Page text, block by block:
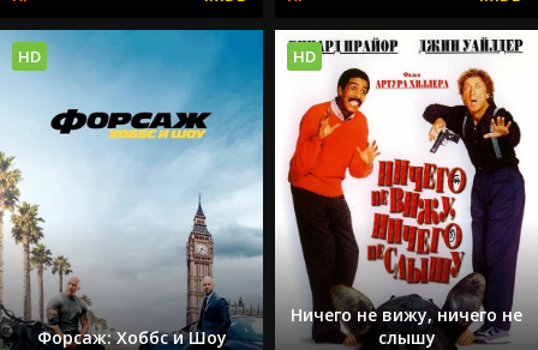
Форсаж: Хоббс и Шоу
HD
Ничего не вижу, ничего не
слышу
HD